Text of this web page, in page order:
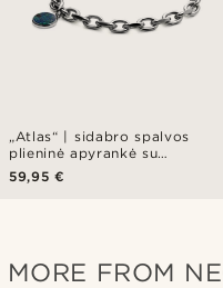
„Atlas“ | sidabro spalvos
plieninė apyrankė su
azurmalachito pakabuku
59,95 €
MORE FROM